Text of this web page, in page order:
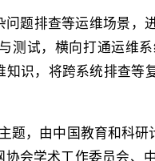
题排查等运维场景，
测试，横向打通运维
识，将跨系统排查等
题，由中国教育和科
会学术工作委员会、